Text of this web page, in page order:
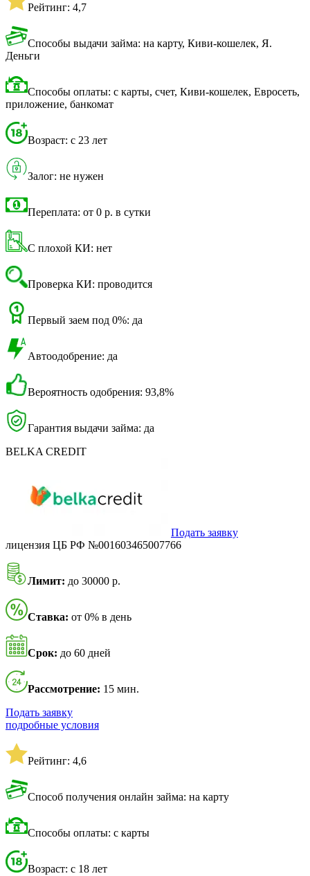
Рейтинг: 4,7
Способы выдачи займа: на карту, Киви-кошелек, Я.
Деньги
Способы оплаты: с карты, счет, Киви-кошелек, Евросеть,
приложение, банкомат
Возраст: с 23 лет
Залог: не нужен
Переплата: от 0 р. в сутки
С плохой КИ: нет
Проверка КИ: проводится
Первый заем под 0%: да
Автоодобрение: да
Вероятность одобрения: 93,8%
Гарантия выдачи займа: да
BELKA CREDIT
Подать заявку
лицензия ЦБ РФ №001603465007766
Лимит: до 30000 р.
Ставка: от 0% в день
Срок: до 60 дней
Рассмотрение: 15 мин.
Подать заявку
подробные условия
Рейтинг: 4,6
Способ получения онлайн займа: на карту
Способы оплаты: с карты
Возраст: с 18 лет